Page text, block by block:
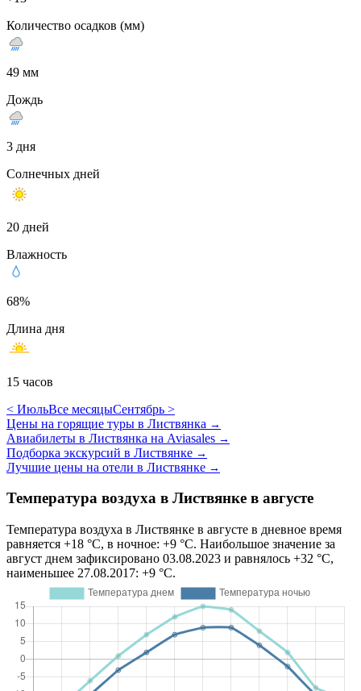
Количество осадков (мм)
49 мм
Дождь
3 дня
Солнечных дней
20 дней
Влажность
68%
Длина дня
15 часов
< ИюльВсе месяцыСентябрь >
Цены на горящие туры в Листвянка →
Авиабилеты в Листвянка на Aviasales →
Подборка экскурсий в Листвянке →
Лучшие цены на отели в Листвянке →
Температура воздуха в Листвянке в августе
Температура воздуха в Листвянке в августе в дневное время
равняется +18 °C, в ночное: +9 °C. Наибольшое значение за
август днем зафиксировано 03.08.2023 и равнялось +32 °C,
наименьшее 27.08.2017: +9 °C.